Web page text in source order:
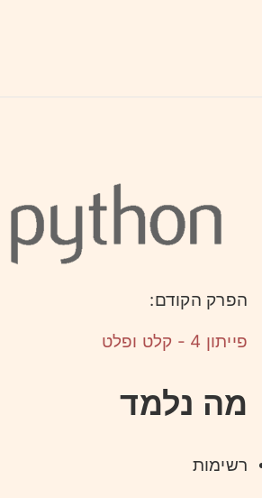
הפרק הקודם:
פייתון 4 - קלט ופלט
מה נלמד
רשימות